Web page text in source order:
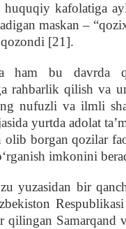
kafolatiga
maskan –
[21].
ham bu
rahbarlik qilish va
nufuzli va ilmli
yurtda adolat
olib borgan qozilar
imkonini
yuzasidan bir
qilingan